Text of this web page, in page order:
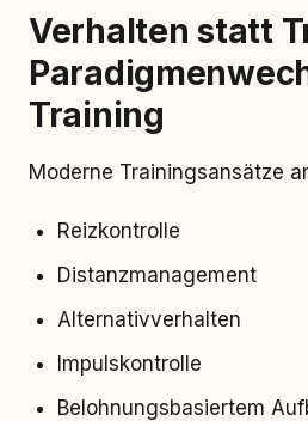
Verhalten statt
Training
Moderne Trainingsansätze
Reizkontrolle
Distanzmanagement
Alternativverhalten
Impulskontrolle
Belohnungsbasiertem